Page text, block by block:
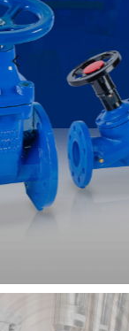
HỆ PCCC
32 PRODUCTS